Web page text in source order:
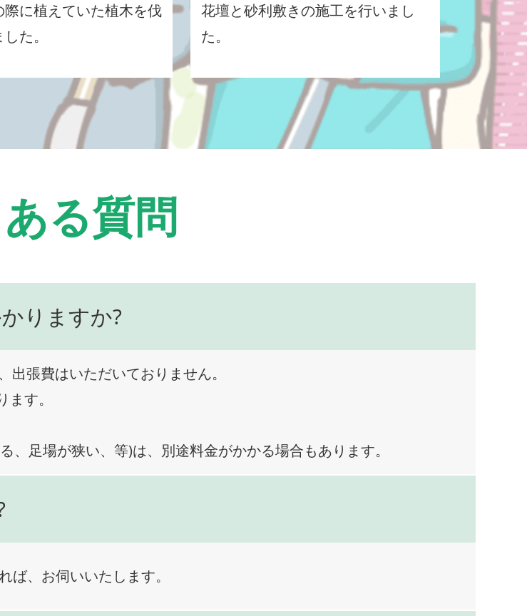
際に植えていた植木を伐
た。
花壇と砂利敷きの施工を行いまし
た。
る質問
りますか?
張費はいただいておりません。
す。
足場が狭い、等)は、別途料金がかかる場合もあります。
ば、お伺いいたします。